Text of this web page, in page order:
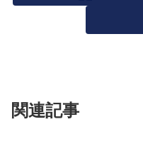
関連記事